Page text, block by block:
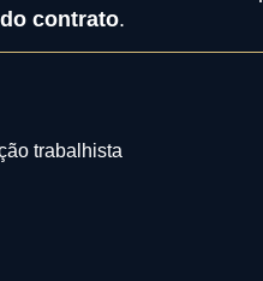
contrato.
trabalhista